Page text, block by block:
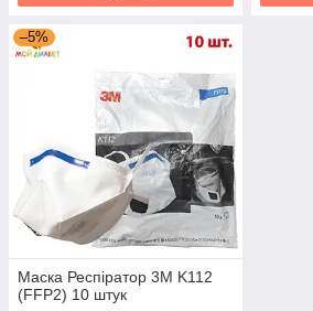
–5%
Маска Респіратор 3М K112
(FFP2) 10 штук